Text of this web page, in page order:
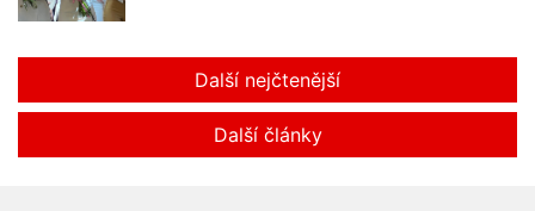
Další nejčtenější
Další články